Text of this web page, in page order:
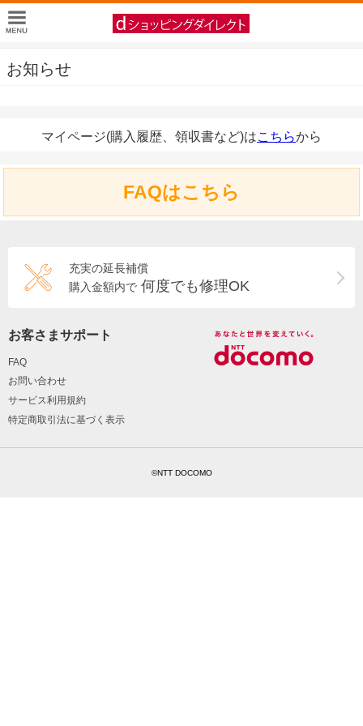
お知らせ
マイページ(購入履歴、領収書など)はこちらから
FAQはこちら
充実の延長補償
購入金額内で 何度でも修理OK
お客さまサポート
FAQ
お問い合わせ
サービス利用規約
特定商取引法に基づく表示
©NTT DOCOMO